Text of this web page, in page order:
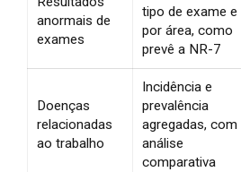
anormais de
exames
tipo de exame e
por área, como
prevê a NR-7
Doenças
relacionadas
ao trabalho
Incidência e
prevalência
agregadas, com
análise
comparativa